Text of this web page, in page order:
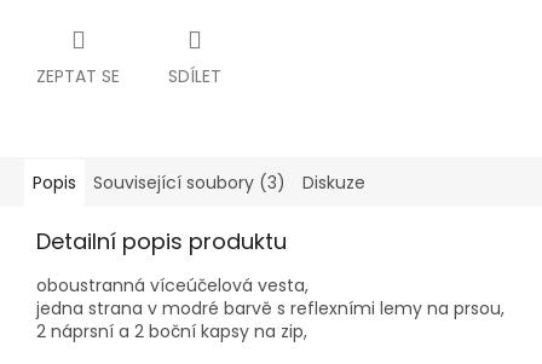
ZEPTAT SE SDÍLET
Popis Související soubory (3) Diskuze
Detailní popis produktu
oboustranná víceúčelová vesta,
jedna strana v modré barvě s reflexními lemy na prsou,
2 náprsní a 2 boční kapsy na zip,